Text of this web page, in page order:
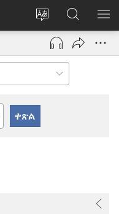
ቋንቋ
ወብ
ሳይት
እቶ
(opens
window)
ኣብ
JW.ORG
ድለ